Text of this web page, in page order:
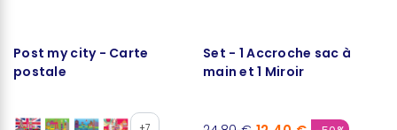
Post my city - Carte
postale
Set - 1 Accroche sac à
main et 1 Miroir